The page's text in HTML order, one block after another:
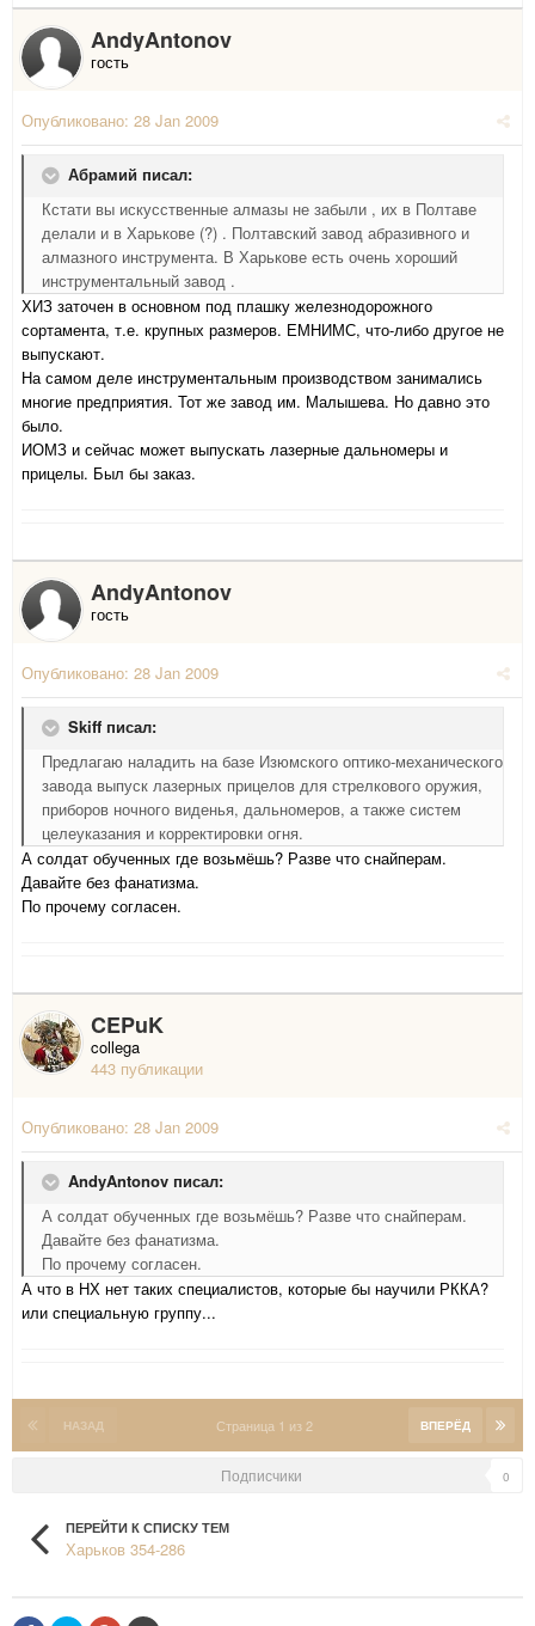
AndyAntonov
гость
Опубликовано: 28 Jan 2009
Абрамий писал:
Кстати вы искусственные алмазы не забыли , их в Полтаве
делали и в Харькове (?) . Полтавский завод абразивного и
алмазного инструмента. В Харькове есть очень хороший
инструментальный завод .
ХИЗ заточен в основном под плашку железнодорожного
сортамента, т.е. крупных размеров. ЕМНИМС, что-либо другое не
выпускают.
На самом деле инструментальным производством занимались
многие предприятия. Тот же завод им. Малышева. Но давно это
было.
ИОМЗ и сейчас может выпускать лазерные дальномеры и
прицелы. Был бы заказ.
AndyAntonov
гость
Опубликовано: 28 Jan 2009
Skiff писал:
Предлагаю наладить на базе Изюмского оптико-механического
завода выпуск лазерных прицелов для стрелкового оружия,
приборов ночного виденья, дальномеров, а также систем
целеуказания и корректировки огня.
А солдат обученных где возьмёшь? Разве что снайперам.
Давайте без фанатизма.
По прочему согласен.
CEPuK
collega
443 публикации
Опубликовано: 28 Jan 2009
AndyAntonov писал:
А солдат обученных где возьмёшь? Разве что снайперам.
Давайте без фанатизма.
По прочему согласен.
А что в НХ нет таких специалистов, которые бы научили РККА?
или специальную группу...
НАЗАД ВПЕРЁД
Страница 1 из 2
Подписчики 0
ПЕРЕЙТИ К СПИСКУ ТЕМ
Харьков 354-286